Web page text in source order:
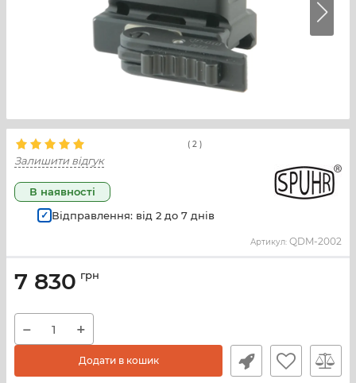
( 2 )
Залишити відгук
В наявності
Відправлення: від 2 до 7 днів
Артикул: QDM-2002
7 830 грн
− +
Додати в кошик